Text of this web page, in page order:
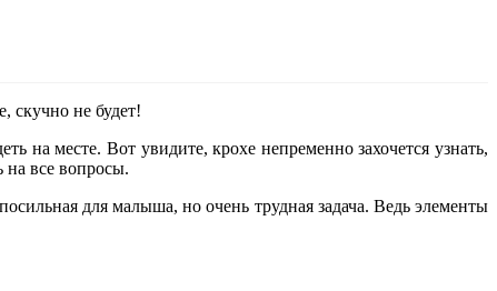
скучно не будет!
месте. Вот увидите, крохе непременно захочется узнать,
на все вопросы.
для малыша, но очень трудная задача. Ведь элементы